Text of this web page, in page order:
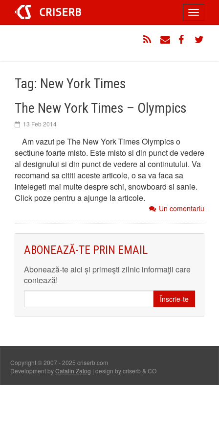
conținut
Toggle
Tag: New York Times
The New York Times – Olympics
13 Feb 2014
Am vazut pe The New York Times Olympics o
sectiune foarte misto. Este misto si din punct de vedere
al designului si din punct de vedere al continutului. Va
recomand sa cititi aceste articole, o sa va faca sa
intelegeti mai multe despre schi, snowboard si sanie.
Click poze pentru a ajunge la articole.
Un comentariu
ABONEAZĂ-TE PRIN EMAIL
Abonează-te aici și primeşti zilnic informaţii care
contează!
Înscrie-te
Copyright © 2007 - 2025 criserb.com
Development byCatalin Zalog | design by criserb & CO